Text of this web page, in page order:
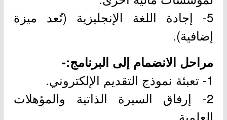
5- إجادة اللغة الإنجليزية (تُعد ميزة
إضافية).
مراحل الانضمام إلى البرنامج:-
1- تعبئة نموذج التقديم الإلكتروني.
2- إرفاق السيرة الذاتية والمؤهلات
العلمية.